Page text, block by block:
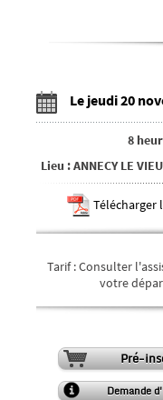
Le jeudi 20
8
Lieu :ANNECY LE
Télécharger
Tarif:Consulter
votre
Pré-
Demande